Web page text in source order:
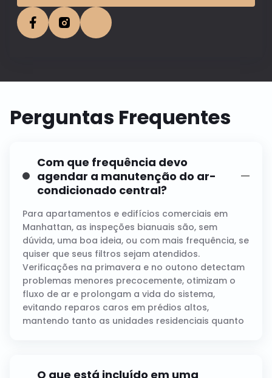
Perguntas Frequentes
Com que frequência devo
agendar a manutenção do ar-
condicionado central?
Para apartamentos e edifícios comerciais em
Manhattan, as inspeções bianuais são, sem
dúvida, uma boa ideia, ou com mais frequência, se
quiser que seus filtros sejam atendidos.
Verificações na primavera e no outono detectam
problemas menores precocemente, otimizam o
fluxo de ar e prolongam a vida do sistema,
evitando reparos caros em prédios altos,
mantendo tanto as unidades residenciais quanto
O que está incluído em uma